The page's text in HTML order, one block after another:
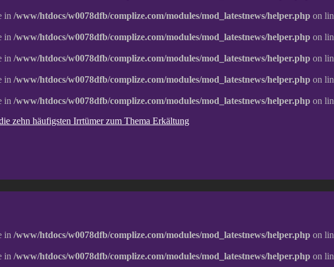
in /www/htdocs/w0078dfb/complize.com/modules/mod_latestnews/helper.php on
in /www/htdocs/w0078dfb/complize.com/modules/mod_latestnews/helper.php on
in /www/htdocs/w0078dfb/complize.com/modules/mod_latestnews/helper.php on
in /www/htdocs/w0078dfb/complize.com/modules/mod_latestnews/helper.php on
in /www/htdocs/w0078dfb/complize.com/modules/mod_latestnews/helper.php on
zehn häufigsten Irrtümer zum Thema Erkältung
in /www/htdocs/w0078dfb/complize.com/modules/mod_latestnews/helper.php on
in /www/htdocs/w0078dfb/complize.com/modules/mod_latestnews/helper.php on